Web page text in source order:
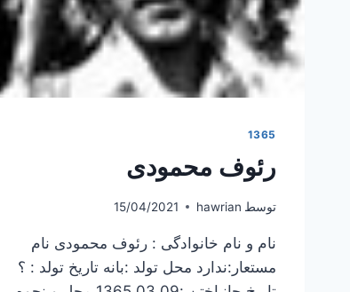
1365
رئوف محمودی
توسط hawrian
15/04/2021
نام و نام خانوادگی : رئوف محمودی نام
مستعار:ندارد محل تولد :بانه تاریخ تولد : ؟